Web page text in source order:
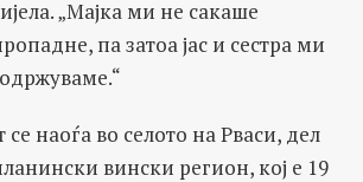
„Мајка ми не сакаше
па затоа јас и сестра ми
наоѓа во селото на Рваси, дел
вински регион, кој е 19